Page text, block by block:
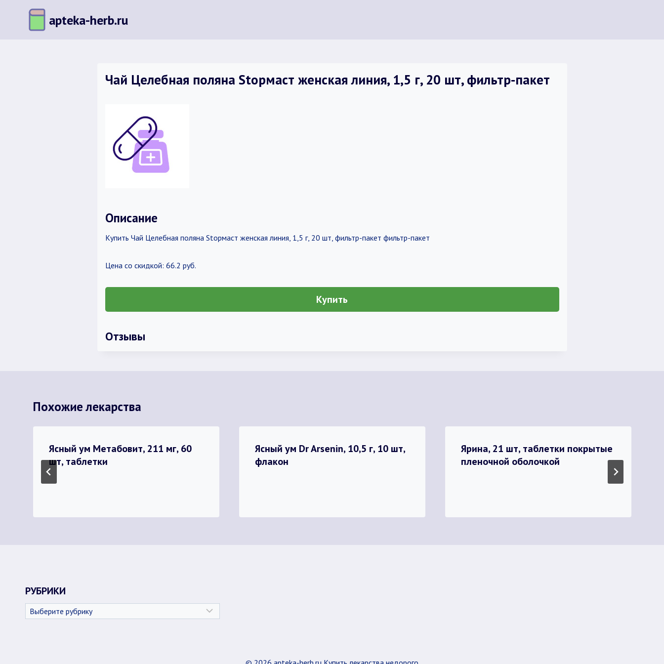
содержимому
apteka-herb.ru
Чай Целебная поляна Stopмаст женская линия, 1,5 г, 20 шт, фильтр-пакет
Описание
Купить Чай Целебная поляна Stopмаст женская линия, 1,5 г, 20 шт, фильтр-пакет фильтр-пакет
Цена со скидкой: 66.2 руб.
Купить
Отзывы
Похожие лекарства
Ясный ум Метабовит, 211 мг, 60
шт, таблетки
Ясный ум Dr Arsenin, 10,5 г, 10 шт,
флакон
Ярина, 21 шт, таблетки покрытые
пленочной оболочкой
РУБРИКИ
Рубрики